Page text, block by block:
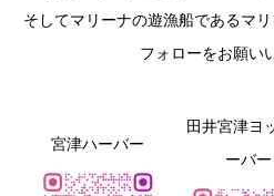
そしてマリーナの遊漁船であるマ
フォローをお願い
宮津ハーバー
田井宮津ヨ
ーバー